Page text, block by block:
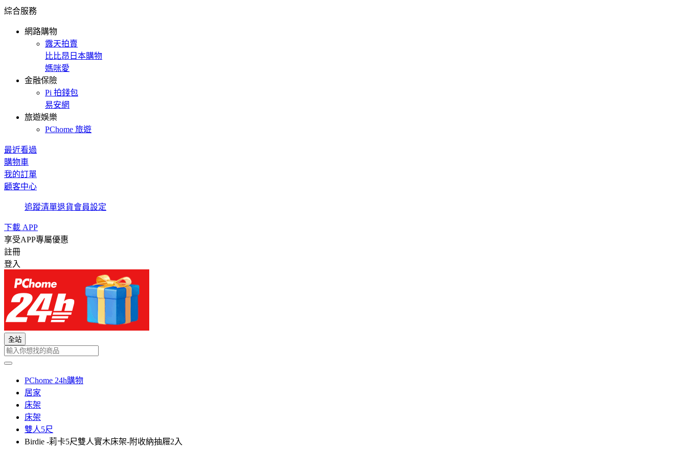
綜合服務
網路購物
露天拍賣
比比昂日本購物
媽咪愛
金融保險
Pi 拍錢包
易安網
旅遊娛樂
PChome 旅遊
最近看過
購物車
我的訂單
顧客中心
追蹤清單退貨會員設定
下載 APP
享受APP專屬優惠
註冊
登入
全站
PChome 24h購物
居家
床架
床架
雙人5尺
Birdie -莉卡5尺雙人實木床架-附收納抽屜2入